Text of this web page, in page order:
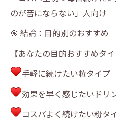
のが苦にならない」人向け
🎯 結論：目的別のおすすめ
【あなたの目的おすすめタイ
手軽に続けたい粒タイプ
効果を早く感じたいドリ
コスパよく続けたい粉タ